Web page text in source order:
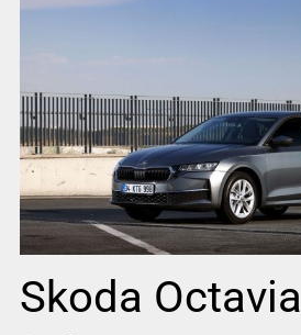
Skoda Octavia